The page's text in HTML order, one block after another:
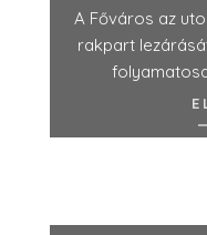
A Főváros az
rakpart